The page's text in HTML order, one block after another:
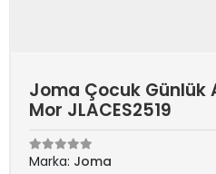
Joma Çocuk Günlük
Mor JLACES2519
Marka: Joma